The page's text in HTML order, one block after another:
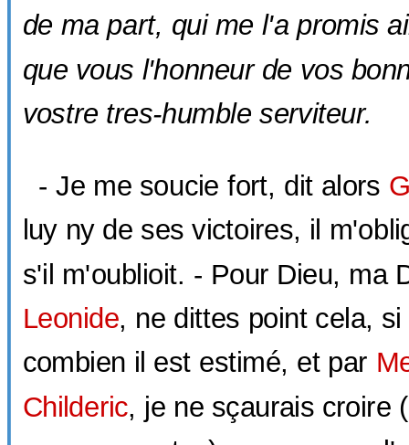
de ma part, qui me l'a promis
que vous l'honneur de vos
vostre tres-humble serviteur.
- Je me soucie fort, dit alors
luy ny de ses victoires, il
s'il m'oublioit. - Pour Dieu, ma
Leonide, ne dittes point cela,
combien il est estimé, et par
Childeric, je ne sçaurais croire